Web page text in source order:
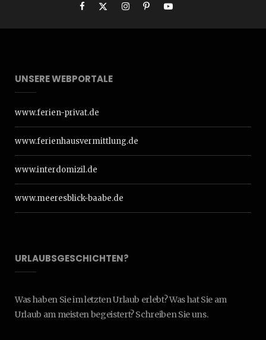
UNSERE WEBPORTALE
www.ferien-privat.de
www.ferienhausvermittlung.de
www.interdomizil.de
www.meeresblick-baabe.de
URLAUBSGESCHICHTEN?
Was haben Sie im letzten Urlaub erlebt? Was hat Sie am
Urlaub am meisten begeistert? Schreiben Sie uns.